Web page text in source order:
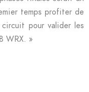
temps profiter de
pour valider les
WRX. »